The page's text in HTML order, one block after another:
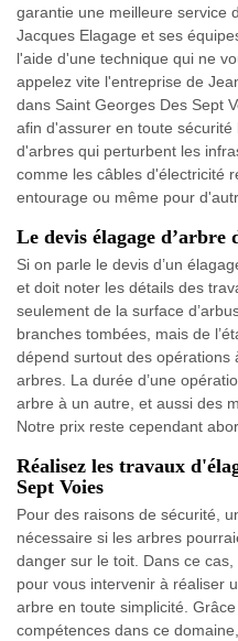
garantie une meilleure service
Jacques Elagage et ses
l'aide d'une technique qui ne
appelez vite l'entreprise de
dans Saint Georges Des Sept
afin d'assurer en toute
d'arbres qui perturbent les
comme les câbles d'électricité
entourage ou même pour
Le devis élagage d’arbre
Si on parle le devis d’un
et doit noter les détails des
seulement de la surface
branches tombées, mais de
dépend surtout des opérations
arbres. La durée d’une
arbre à un autre, et aussi des
Notre prix reste cependant
Réalisez les travaux
Sept Voies
Pour des raisons de sécurité,
nécessaire si les arbres
danger sur le toit. Dans ce
pour vous intervenir à réaliser
arbre en toute simplicité.
compétences dans ce